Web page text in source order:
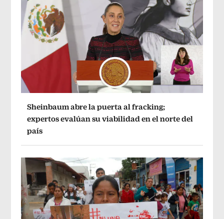
Sheinbaum abre la puerta al fracking;
expertos evalúan su viabilidad en el norte del
país